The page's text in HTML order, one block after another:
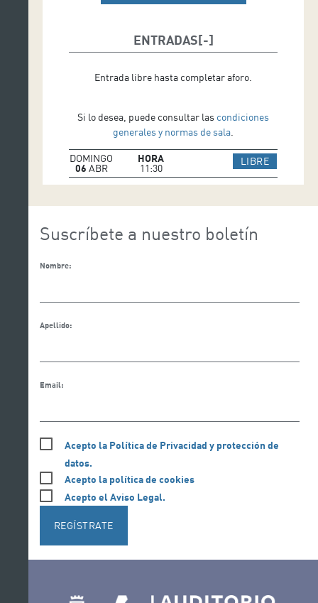
ENTRADAS
Entrada libre hasta completar aforo.
Si lo desea, puede consultar las condiciones
generales y normas de sala
DOMINGO
06 ABR
HORA
11:30
LIBREIR A WEB
Suscríbete a nuestro boletín
Nombre:
Apellido:
Email:
Acepto la Política de Privacidad y protección de
datos.
Acepto la política de cookies
Acepto el Aviso Legal.
REGÍSTRATE